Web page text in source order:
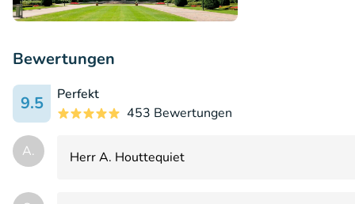
Bewertungen
9.5
Perfekt
453 Bewertungen
A. Herr A. Houttequiet